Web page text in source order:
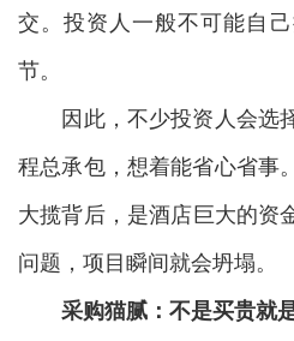
交。投资人一般不可能自
节。
因此，不少投资人会选
程总承包，想着能省心省事
大揽背后，是酒店巨大的
问题，项目瞬间就会坍塌。
采购猫腻 ：不是买贵就